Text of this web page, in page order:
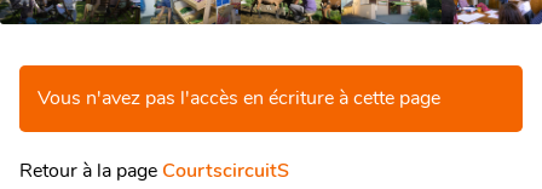
Vous n'avez pas l'accès en écriture à cette page
Retour à la page CourtscircuitS